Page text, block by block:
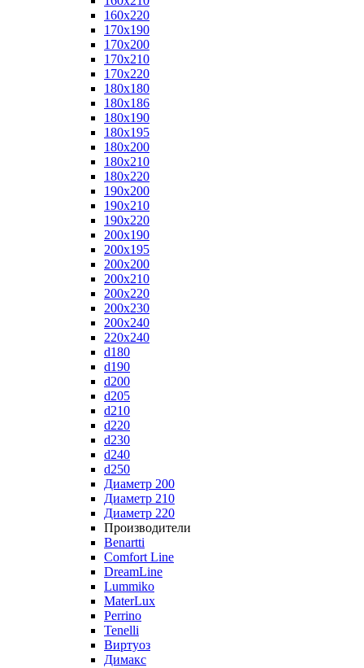
160x220
170x190
170x200
170x210
170x220
180x180
180x186
180x190
180x195
180x200
180x210
180x220
190x200
190x210
190x220
200x190
200x195
200x200
200x210
200x220
200x230
200x240
220x240
d180
d190
d200
d205
d210
d220
d230
d240
d250
Диаметр 200
Диаметр 210
Диаметр 220
Производители
Benartti
Comfort Line
DreamLine
Lummiko
MaterLux
Perrino
Tenelli
Виртуоз
Димакс